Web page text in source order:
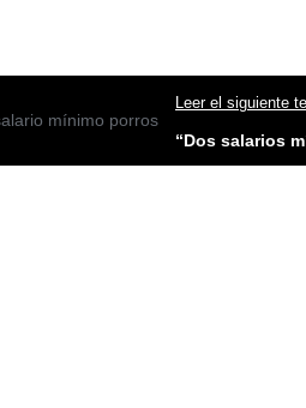
Leer el siguiente
“Dos salarios